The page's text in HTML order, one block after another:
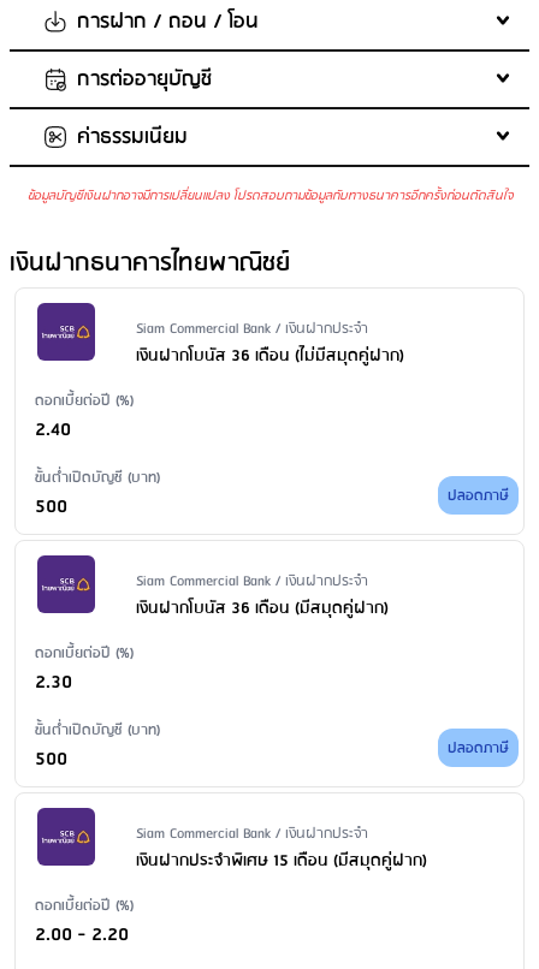
การฝาก / ถอน / โอน
จำนวนเงินในการฝากขั้นต่ำต่อครั้ง
จำนวนเงินในการฝากสูงสุด
ฝากเพิ่มในบัญชีเดิม
ถอนเงินก่อนครบกำหนด
: ไม่ได้
การต่ออายุบัญชี
ต่ออายุเงินฝากเป็นประเภทเดิม
ค่าธรรมเนียม
ค่ารักษาบัญชี
: ไม่มีการเรียกเก็บค่ารักษาบัญชี
ค่าบริการแจ้งยอดเงินและความเคลื่อนไหวของบัญชีผ่าน SMS
บริการ
ค่าธรรมเนียมออกสมุดคู่ฝากใหม่: 100 บาท/เล่ม
ค่าธรรมเนียมขอใบแสดงรายการเคลื่อนไหวทางบัญชีเงินฝาก ผ่าน
สาขา: ขอใบแสดงรายการย้อนหลังน้อยกว่า 6 เดือน: 100 บาท/ฉบับ/
บัญชี ขอใบแสดงรายการย้อนหลังตั้งแต่ 6 เดือน - 2 ปี: 200 บาท/ฉบับ/
บัญชี ขอใบแสดงรายการย้อนหลังมากว่า 2 ปี: 200 บาท/ฉบับ/บัญชี
ค่าธรรมเนียมปิดบัญชี
ข้อมูลบัญชีเงินฝากอาจมีการเปลี่ยนแปลง โปรดสอบถามข้อมูลกับทางธนาคารอีกครั้งก่อนตัดสินใจ
เงินฝากธนาคารไทยพาณิชย์
Issuer Name / Financial Product Type
Siam Commercial Bank / เงินฝากประจำ
เงินฝากโบนัส 36 เดือน (ไม่มีสมุดคู่ฝาก)
ดอกเบี้ยต่อปี (%)
2.40
ขั้นต่ำเปิดบัญชี (บาท)
500 ปลอดภาษี
Issuer Name / Financial Product Type
Siam Commercial Bank / เงินฝากประจำ
เงินฝากโบนัส 36 เดือน (มีสมุดคู่ฝาก)
ดอกเบี้ยต่อปี (%)
2.30
ขั้นต่ำเปิดบัญชี (บาท)
500 ปลอดภาษี
Issuer Name / Financial Product Type
Siam Commercial Bank / เงินฝากประจำ
เงินฝากประจำพิเศษ 15 เดือน (มีสมุดคู่ฝาก)
ดอกเบี้ยต่อปี (%)
2.00 - 2.20